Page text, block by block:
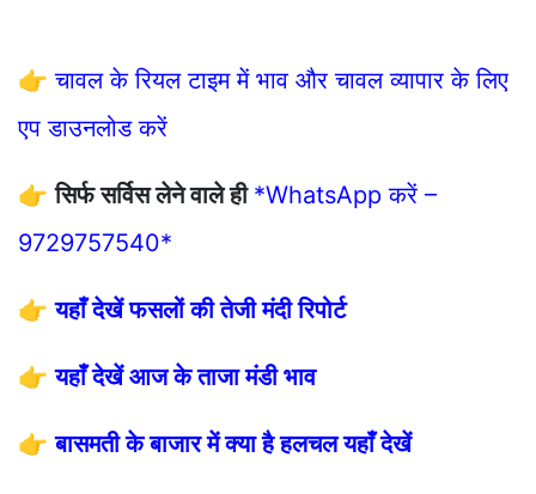
👉चावल के रियल टाइम में भाव और चावल व्यापार के लिए
एप डाउनलोड करें
👉सिर्फ सर्विस लेने वाले ही *WhatsApp करें –
9729757540*
👉यहाँ देखें फसलों की तेजी मंदी रिपोर्ट
👉यहाँ देखें आज के ताजा मंडी भाव
👉बासमती के बाजार में क्या है हलचल यहाँ देखें